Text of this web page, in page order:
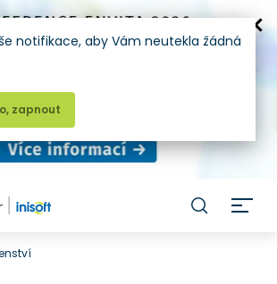
notifikace, aby Vám neutekla žádná
zapnout